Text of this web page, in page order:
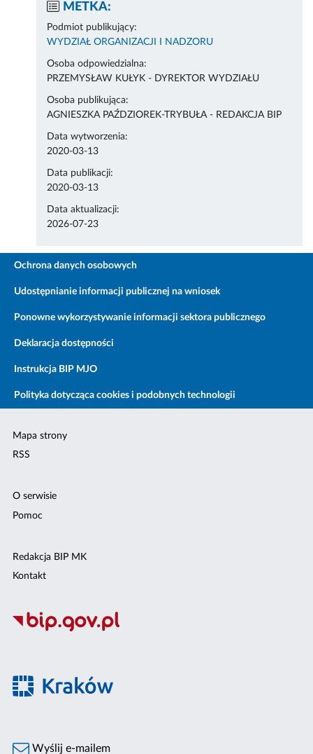
METKA:
Podmiot publikujący:
WYDZIAŁ ORGANIZACJI I NADZORU
Osoba odpowiedzialna:
PRZEMYSŁAW KUŁYK - DYREKTOR WYDZIAŁU
Osoba publikująca:
AGNIESZKA PAŹDZIOREK-TRYBUŁA - REDAKCJA BIP
Data wytworzenia:
2020-03-13
Data publikacji:
2020-03-13
Data aktualizacji:
2026-07-23
Ochrona danych osobowych
Udostępnianie informacji publicznej na wniosek
Ponowne wykorzystywanie informacji sektora publicznego
Deklaracja dostępności
Instrukcja BIP MJO
Polityka dotycząca cookies i podobnych technologii
Mapa strony
RSS
O serwisie
Pomoc
Redakcja BIP MK
Kontakt
Wyślij e-mailem